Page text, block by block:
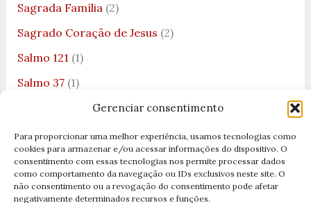
Gerenciar consentimento
Para proporcionar uma melhor experiência, usamos tecnologias como
cookies para armazenar e/ou acessar informações do dispositivo. O
consentimento com essas tecnologias nos permite processar dados
como comportamento da navegação ou IDs exclusivos neste site. O
não consentimento ou a revogação do consentimento pode afetar
negativamente determinados recursos e funções.
Sagrada Família(2)
Sagrado Coração de Jesus (2)
Salmo 121 (1)
Salmo 37(1)
Salmo 91(3)
Salmo de São Rafael(1)
Salmo do Arcanjo Rafael(1)